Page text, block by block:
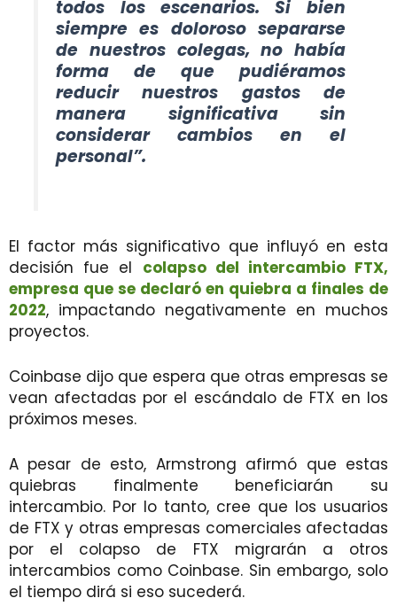
todos los escenarios. Si bien
siempre es doloroso separarse
de nuestros colegas, no había
forma de que pudiéramos
reducir nuestros gastos de
manera significativa sin
considerar cambios en el
personal”.
El factor más significativo que influyó en esta
decisión fue el colapso del intercambio FTX,
empresa que se declaró en quiebra a finales de
2022, impactando negativamente en muchos
proyectos.
Coinbase dijo que espera que otras empresas se
vean afectadas por el escándalo de FTX en los
próximos meses.
A pesar de esto, Armstrong afirmó que estas
quiebras finalmente beneficiarán su
intercambio. Por lo tanto, cree que los usuarios
de FTX y otras empresas comerciales afectadas
por el colapso de FTX migrarán a otros
intercambios como Coinbase. Sin embargo, solo
el tiempo dirá si eso sucederá.